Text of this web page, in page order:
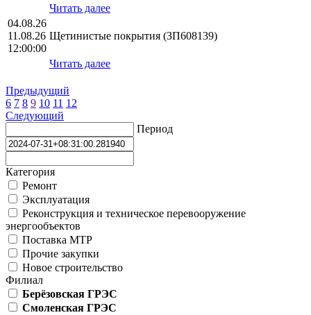
Читать далее
04.08.26
11.08.26
12:00:00
Щетинистые покрытия (ЗП608139)
Читать далее
Предыдущий
6 7 8 9 10 11 12
Следующий
Период
Категория
Ремонт
Эксплуатация
Реконструкция и техническое перевооружение
энергообъектов
Поставка МТР
Прочие закупки
Новое строительство
Филиал
Берёзовская ГРЭС
Смоленская ГРЭС